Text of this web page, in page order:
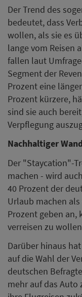
Der Trend des
bedeutet, dass
wollen, als sie es
lange vom Reisen
fallen laut
Segment der
Prozent eine
Prozent kürzere,
sind sie auch
Verpflegung
Nachhaltiger
Der "Staycation"-
machen - wird
40 Prozent der
Urlaub machen
Prozent geben
verreisen zu
Darüber hinaus
auf die Wahl der
deutschen
mehr auf das Auto